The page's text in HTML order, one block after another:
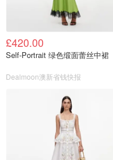
£420.00
Self-Portrait 绿色缎面蕾丝中裙
Dealmoon澳新省钱快报